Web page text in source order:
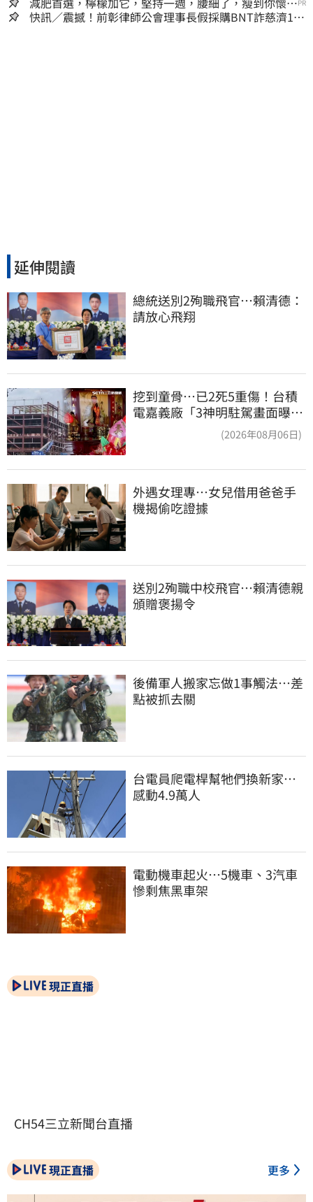
人生
PR
快訊／震撼！前彰律師公會理事長假採購BNT詐慈濟10
延伸閱讀
總統送別2殉職飛官…賴清德：
請放心飛翔
挖到童骨…已2死5重傷！台積
電嘉義廠「3神明駐駕畫面曝
(2026年08月06日)
外遇女理專…女兒借用爸爸手
機揭偷吃證據
送別2殉職中校飛官…賴清德親
頒贈褒揚令
後備軍人搬家忘做1事觸法…差
點被抓去關
台電員爬電桿幫牠們換新家…
感動4.9萬人
電動機車起火…5機車、3汽車
慘剩焦黑車架
現正直播
CH54三立新聞台直播
現正直播 更多